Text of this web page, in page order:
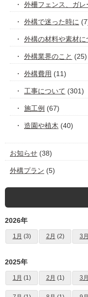
外柵フェンス、ガレ
外構で迷った時に
外構の材料や素材に
外構業界のこと (25)
外構費用 (11)
工事について (301)
施工例 (67)
造園や植木 (40)
お知らせ (38)
外構プラン (5)
2026年
1月 (3) 2月 (2) 3月
2025年
1月 (1) 2月 (1) 3月